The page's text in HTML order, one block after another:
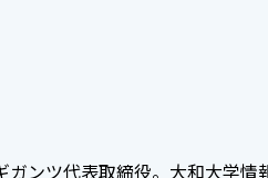
ンツ代表取締役。大和大学